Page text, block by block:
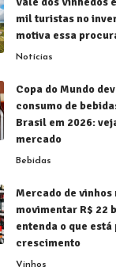
mil turistas no
motiva essa
Notícias
Copa do Mundo
consumo de
Brasil em 2026:
mercado
Bebidas
Mercado de vinhos
movimentar R$ 22
entenda o que
crescimento
Vinhos